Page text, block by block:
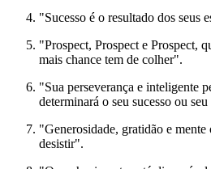
"Sucesso é o resultado dos seus
"Prospect, Prospect e Prospect,
mais chance tem de colher".
"Sua perseverança e inteligente
determinará o seu sucesso ou
"Generosidade, gratidão e
desistir".